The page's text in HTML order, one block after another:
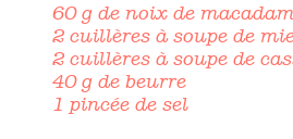
60 g de noix de
2 cuillères à soupe de
2 cuillères à soupe de
40 g de beurre
1 pincée de sel